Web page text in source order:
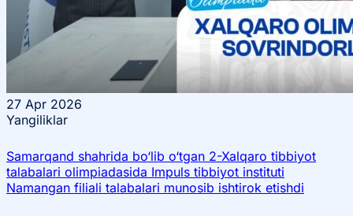
27 Apr 2026
Yangiliklar
Samarqand shahrida bo‘lib o‘tgan 2-Xalqaro tibbiyot
talabalari olimpiadasida Impuls tibbiyot instituti
Namangan filiali talabalari munosib ishtirok etishdi